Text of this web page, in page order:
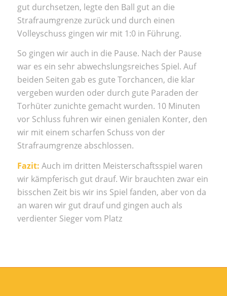
gut durchsetzen, legte den Ball gut an die
Strafraumgrenze zurück und durch einen
Volleyschuss gingen wir mit 1:0 in Führung.
So gingen wir auch in die Pause. Nach der Pause
war es ein sehr abwechslungsreiches Spiel. Auf
beiden Seiten gab es gute Torchancen, die klar
vergeben wurden oder durch gute Paraden der
Torhüter zunichte gemacht wurden. 10 Minuten
vor Schluss fuhren wir einen genialen Konter, den
wir mit einem scharfen Schuss von der
Strafraumgrenze abschlossen.
Fazit: Auch im dritten Meisterschaftsspiel waren
wir kämpferisch gut drauf. Wir brauchten zwar ein
bisschen Zeit bis wir ins Spiel fanden, aber von da
an waren wir gut drauf und gingen auch als
verdienter Sieger vom Platz